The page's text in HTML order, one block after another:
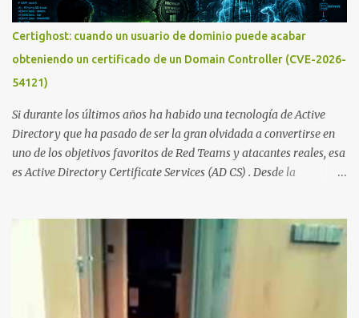
de Hackers, que atrajo la atención mundial después de un informe
publicado en The New York Times, trabaja al estilo "llave en
mano". El cliente presenta la propuesta, recibe ofertas para prestar
el servicio y la garantía de los promotores del sitio de que el
demandado cumple con ...
Certighost: cuando un usuario de dominio puede acabar
obteniendo un certificado de un Domain Controller (CVE-2026-
54121)
Si durante los últimos años ha habido una tecnología de Active
Directory que ha pasado de ser la gran olvidada a convertirse en
uno de los objetivos favoritos de Red Teams y atacantes reales, esa
es Active Directory Certificate Services (AD CS) . Desde la
Kerberoasting o un abuso de delegaciones. Ahora llega una nueva
vulnerabilidad bautizada como Certighost (CVE-2026-54121) , una
elevación de privilegios que afecta a Microsoft Active Directory
Certificate Services y que, según Microsoft, permite que un usuario
autenticado eleve privilegios a través de la red debido a un